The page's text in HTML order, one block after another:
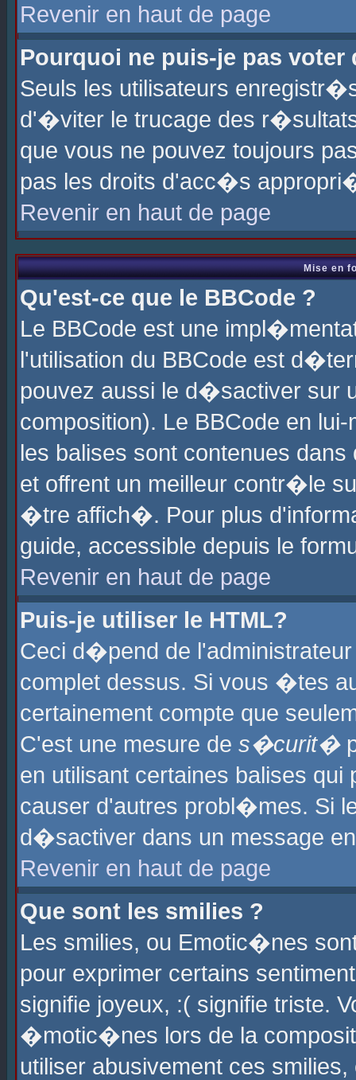
Revenir en haut de page
Pourquoi ne puis-je pas voter
Seuls les utilisateurs
d'�viter le trucage des
que vous ne pouvez toujours
pas les droits d'acc�s
Revenir en haut de page
Mise en
Qu'est-ce que le BBCode ?
Le BBCode est une
l'utilisation du BBCode est
pouvez aussi le d�sactiver sur
composition). Le BBCode en
les balises sont contenues
et offrent un meilleur contr�le
�tre affich�. Pour plus
guide, accessible depuis le
Revenir en haut de page
Puis-je utiliser le HTML?
Ceci d�pend de
complet dessus. Si vous �tes
certainement compte que
C'est une mesure de s�curit�
en utilisant certaines balises
causer d'autres probl�mes. Si
d�sactiver dans un message
Revenir en haut de page
Que sont les smilies ?
Les smilies, ou Emotic�nes
pour exprimer certains
signifie joyeux, :( signifie triste.
�motic�nes lors de la
utiliser abusivement ces